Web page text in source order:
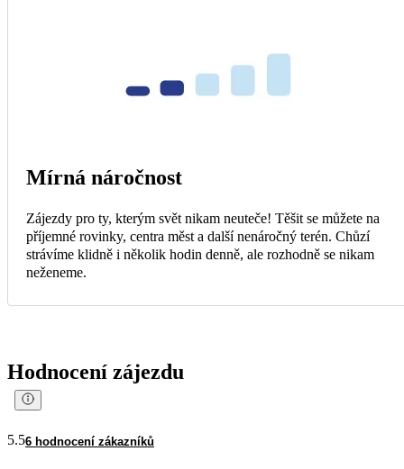
Mírná náročnost
Zájezdy pro ty, kterým svět nikam neuteče! Těšit se můžete na
příjemné rovinky, centra měst a další nenáročný terén. Chůzí
strávíme klidně i několik hodin denně, ale rozhodně se nikam
neženeme.
Hodnocení zájezdu
5.56 hodnocení zákazníků